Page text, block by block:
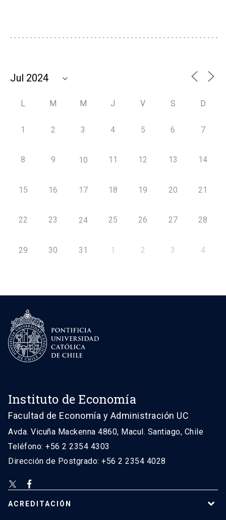
L M M J V S D
1 2 3 4 5 6 7
8 9 10 11 12 13 14
15 16 17 18 19 20 21
22 23 24 25 26 27 28
29 30 31 1 2 3 4
Instituto de Economía
Facultad de Economía y Administración UC
Avda. Vicuña Mackenna 4860, Macul. Santiago, Chile
Teléfono: +56 2 2354 4303
Dirección de Postgrado: +56 2 2354 4028
ACREDITACIÓN